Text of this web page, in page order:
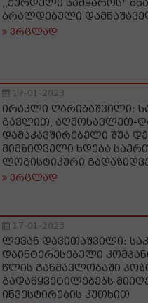
,,ქურდული სამყაროს"
ბრალდებული
ვრცლად
17-01-2023
ირაკლი ღარიბაშვილი:
გავლით, აღმოსავლეთ-
დამაკავშირებელი შუა
მიმზიდველი ხდება
ლოგისტიკური
ვრცლად
17-01-2023
ლევან დავითაშვილი:
დაინტერესებული
წლის განმავლობაში
გადაწყვეტილებებს
ინვესტირების კუთხით